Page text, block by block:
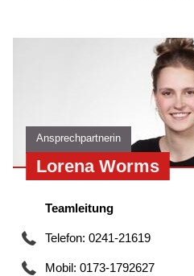
Ansprechpartnerin
Lorena Worms
Teamleitung
Telefon: 0241-21619
Mobil: 0173-1792627